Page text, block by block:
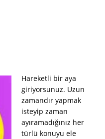
Hareketli bir aya
giriyorsunuz. Uzun
zamandır yapmak
isteyip zaman
ayıramadığınız her
türlü konuyu ele